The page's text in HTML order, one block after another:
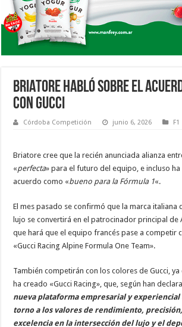
BRIATORE HABLÓ SOBRE EL
CON GUCCI
Córdoba Competición junio 6, 2026 F1
Briatore cree que la recién anunciada alianza
«perfecta» para el futuro del equipo, e incluso ha
acuerdo como «bueno para la Fórmula 1«.
El mes pasado se confirmó que la marca italiana
lujo se convertirá en el patrocinador principal de
que hará que el equipo francés pase a competir
«Gucci Racing Alpine Formula One Team».
También competirán con los colores de Gucci,
ha creado «Gucci Racing», que, según han
nueva plataforma empresarial y experiencial
torno a los valores de rendimiento,
excelencia en la intersección del lujo y el